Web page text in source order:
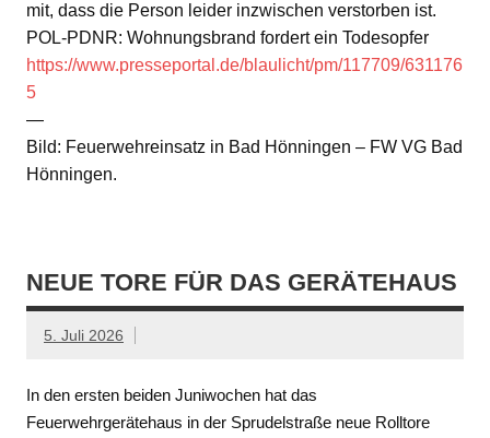
mit, dass die Person leider inzwischen verstorben ist.
POL-PDNR: Wohnungsbrand fordert ein Todesopfer
https://www.presseportal.de/blaulicht/pm/117709/631176
5
—
Bild: Feuerwehreinsatz in Bad Hönningen – FW VG Bad
Hönningen.
NEUE TORE FÜR DAS GERÄTEHAUS
5. Juli 2026
In den ersten beiden Juniwochen hat das
Feuerwehrgerätehaus in der Sprudelstraße neue Rolltore